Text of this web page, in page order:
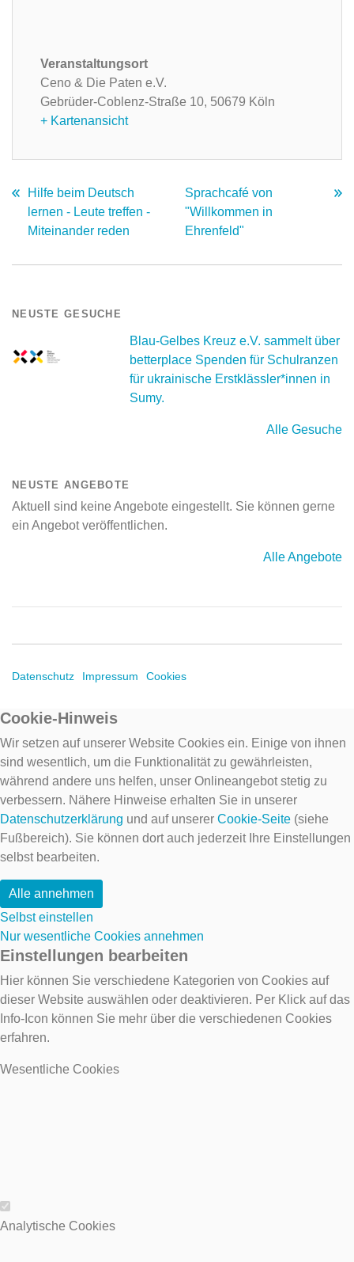
Veranstaltungsort
Ceno & Die Paten e.V.
Gebrüder-Coblenz-Straße 10, 50679 Köln
+ Kartenansicht
Hilfe beim Deutsch
lernen - Leute treffen -
Miteinander reden
Sprachcafé von
"Willkommen in
Ehrenfeld"
NEUSTE GESUCHE
Blau-Gelbes Kreuz e.V. sammelt über
betterplace Spenden für Schulranzen
für ukrainische Erstklässler*innen in
Sumy.
Alle Gesuche
NEUSTE ANGEBOTE
Aktuell sind keine Angebote eingestellt. Sie können gerne
ein Angebot veröffentlichen.
Alle Angebote
Datenschutz Impressum Cookies
Cookie-Hinweis
Wir setzen auf unserer Website Cookies ein. Einige von ihnen
sind wesentlich, um die Funktionalität zu gewährleisten,
während andere uns helfen, unser Onlineangebot stetig zu
verbessern. Nähere Hinweise erhalten Sie in unserer
Datenschutzerklärung und auf unserer Cookie-Seite (siehe
Fußbereich). Sie können dort auch jederzeit Ihre Einstellungen
selbst bearbeiten.
Alle annehmen
Selbst einstellen
Nur wesentliche Cookies annehmen
Einstellungen bearbeiten
Hier können Sie verschiedene Kategorien von Cookies auf
dieser Website auswählen oder deaktivieren. Per Klick auf das
Info-Icon können Sie mehr über die verschiedenen Cookies
erfahren.
Wesentliche Cookies
Wesentliche Cookies
Analytische Cookies